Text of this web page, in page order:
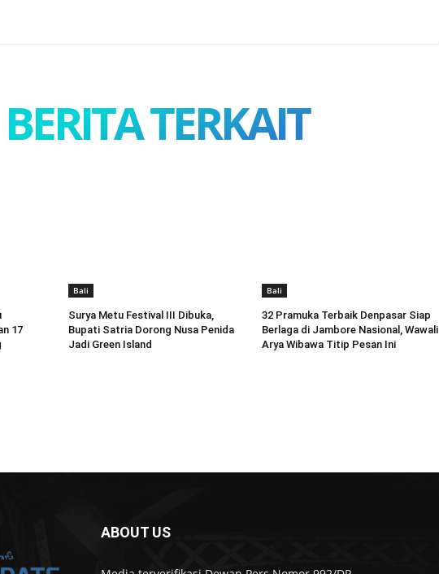
BERITA TERKAIT
17
Bali
Surya Metu Festival III Dibuka,
Bupati Satria Dorong Nusa Penida
Jadi Green Island
Bali
32 Pramuka Terbaik Denpasar Siap
Berlaga di Jambore Nasional, Wawali
Arya Wibawa Titip Pesan Ini
ABOUT US